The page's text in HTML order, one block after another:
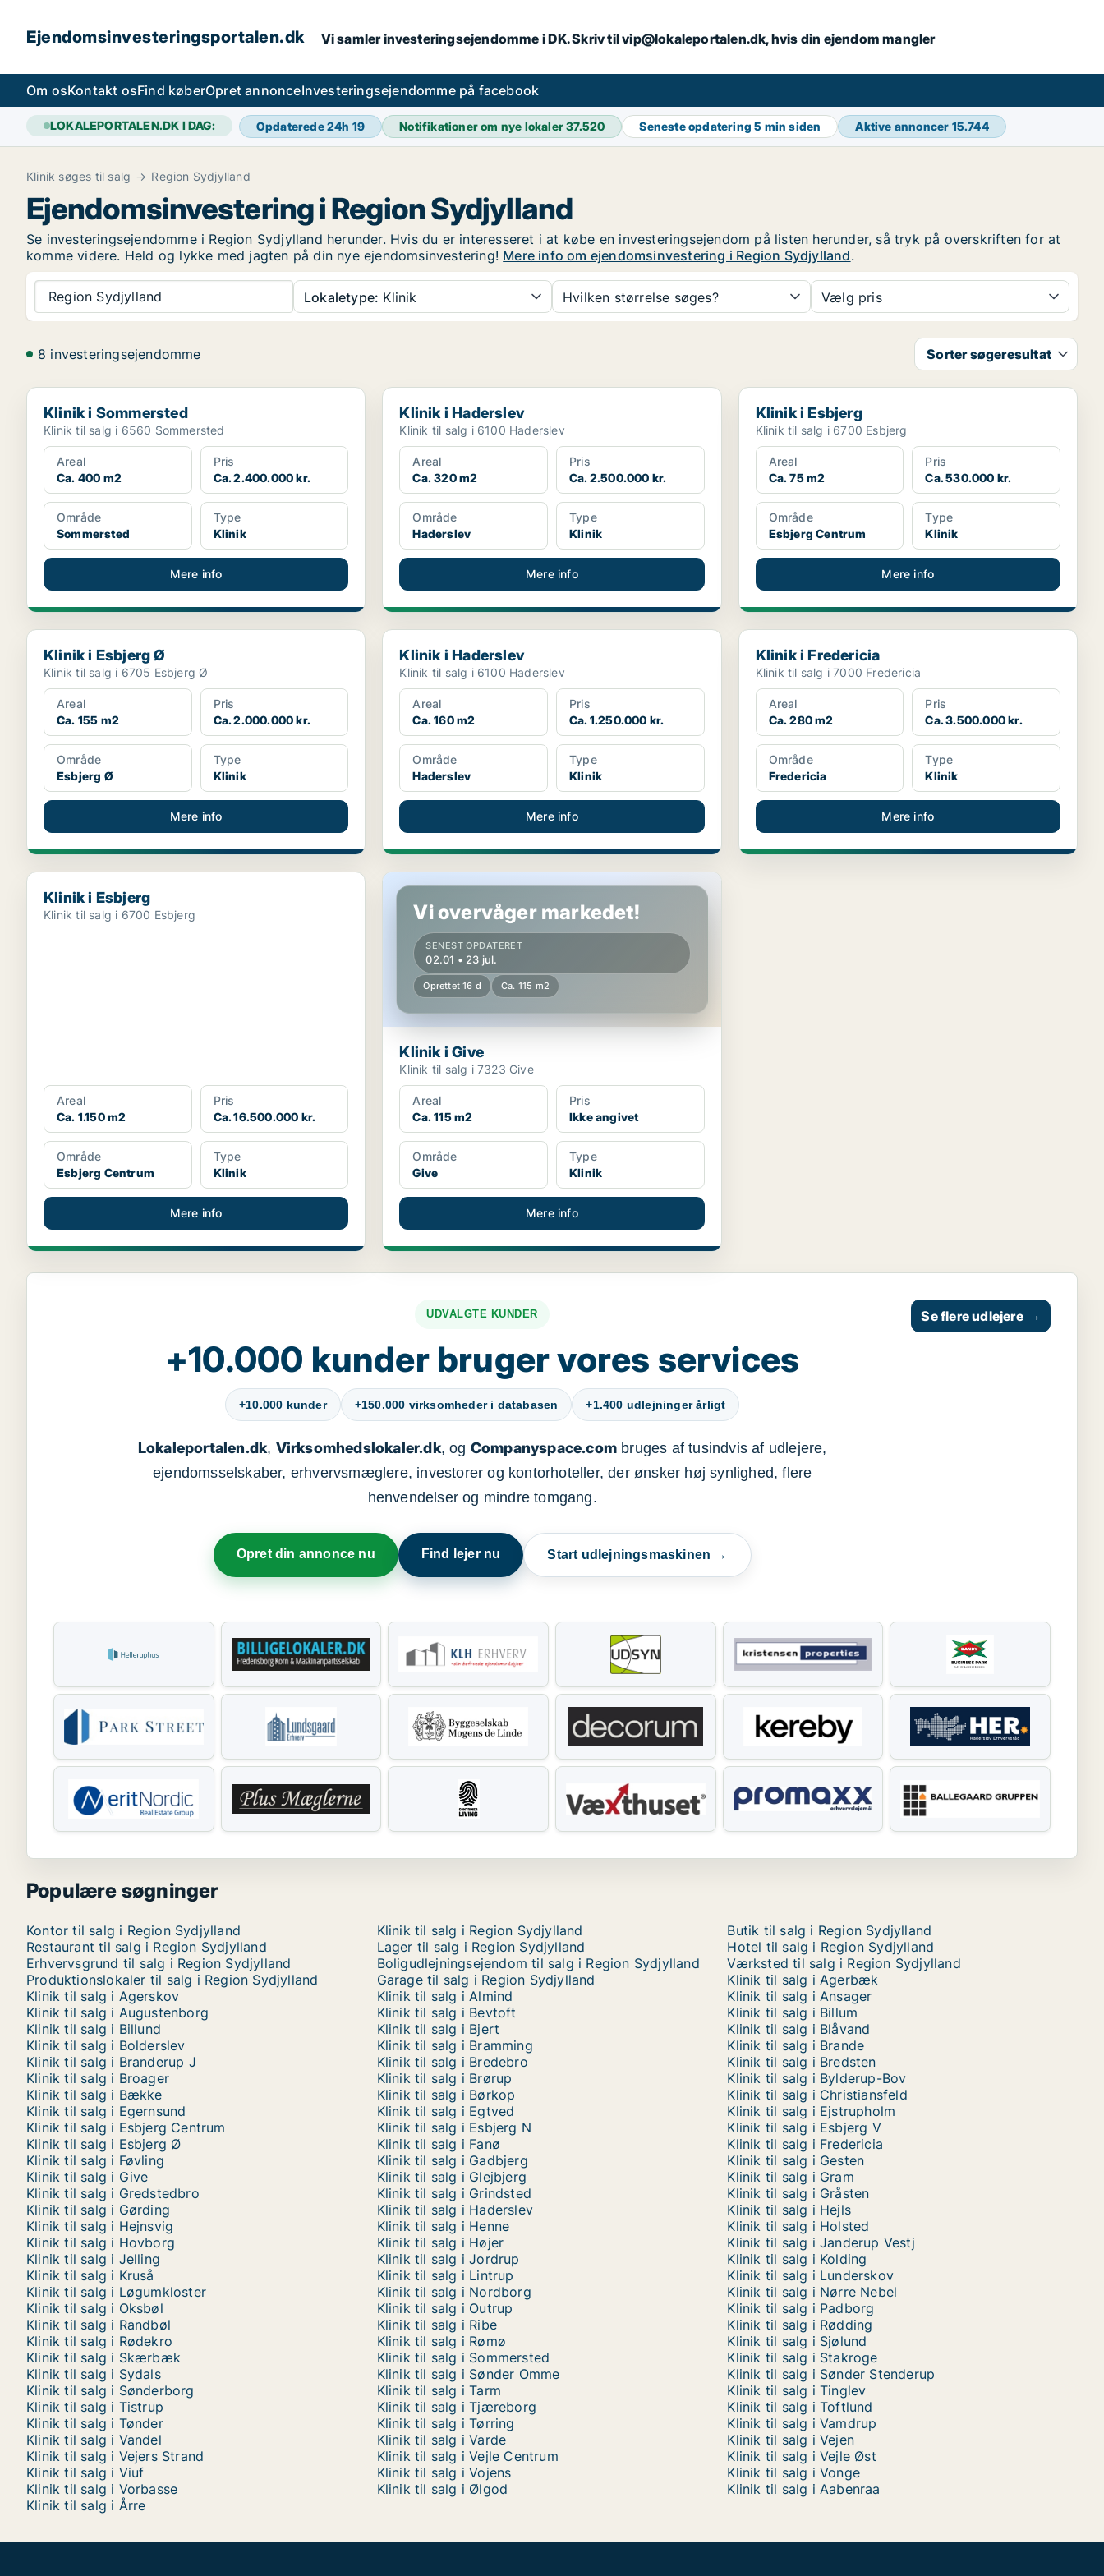
Ejendomsinvesteringsportalen.dk Vi samler investeringsejendomme i DK. Skriv til vip@lokaleportalen.dk, hvis din ejendom mangler
Om osKontakt osFind køberOpret annonceInvesteringsejendomme på facebook
LOKALEPORTALEN.DK I DAG: Opdaterede 24h 19 Notifikationer om nye lokaler37.520 Seneste opdatering5 min siden Aktive annoncer 15.744
Klinik søges til salg Region Sydjylland
Ejendomsinvestering i Region Sydjylland
Se investeringsejendomme i Region Sydjylland herunder. Hvis du er interesseret i at købe en investeringsejendom på listen herunder, så tryk på overskriften for at
komme videre. Held og lykke med jagten på din nye ejendomsinvestering! Mere info om ejendomsinvestering i Region Sydjylland.
Region Sydjylland Lokaletype: Klinik Hvilken størrelse søges? Vælg pris
8 investeringsejendomme Sorter søgeresultat
Klinik i Sommersted
Klinik i Sommersted
Klinik til salg i 6560 Sommersted
Areal
Ca. 400 m2
Pris
Ca. 2.400.000 kr.
Område
Sommersted
Type
Klinik
Mere info
Klinik i Haderslev
Klinik i Haderslev
Klinik til salg i 6100 Haderslev
Areal
Ca. 320 m2
Pris
Ca. 2.500.000 kr.
Område
Haderslev
Type
Klinik
Mere info
Klinik i Esbjerg
Klinik i Esbjerg
Klinik til salg i 6700 Esbjerg
Areal
Ca. 75 m2
Pris
Ca. 530.000 kr.
Område
Esbjerg Centrum
Type
Klinik
Mere info
Klinik i Esbjerg Ø
Klinik i Esbjerg Ø
Klinik til salg i 6705 Esbjerg Ø
Areal
Ca. 155 m2
Pris
Ca. 2.000.000 kr.
Område
Esbjerg Ø
Type
Klinik
Mere info
Klinik i Haderslev
Klinik i Haderslev
Klinik til salg i 6100 Haderslev
Areal
Ca. 160 m2
Pris
Ca. 1.250.000 kr.
Område
Haderslev
Type
Klinik
Mere info
Klinik i Fredericia
Klinik i Fredericia
Klinik til salg i 7000 Fredericia
Areal
Ca. 280 m2
Pris
Ca. 3.500.000 kr.
Område
Fredericia
Type
Klinik
Mere info
Klinik i Esbjerg
Klinik i Esbjerg
Klinik til salg i 6700 Esbjerg
Areal
Ca. 1.150 m2
Pris
Ca. 16.500.000 kr.
Område
Esbjerg Centrum
Type
Klinik
Mere info
Klinik i Give
Vi overvåger markedet!
SENEST OPDATERET
02.01 • 23 jul.
Oprettet 16 d Ca. 115 m2
Klinik i Give
Klinik til salg i 7323 Give
Areal
Ca. 115 m2
Pris
Ikke angivet
Område
Give
Type
Klinik
Mere info
UDVALGTE KUNDER
+10.000 kunder bruger vores services
+10.000 kunder +150.000 virksomheder i databasen +1.400 udlejninger årligt
Lokaleportalen.dk, Virksomhedslokaler.dk, og Companyspace.combruges af tusindvis af udlejere,
ejendomsselskaber, erhvervsmæglere, investorer og kontorhoteller, der ønsker høj synlighed, flere
henvendelser og mindre tomgang.
Opret din annonce nu Find lejer nu Start udlejningsmaskinen →
Se flere udlejere →
Populære søgninger
Kontor til salg i Region Sydjylland Klinik til salg i Region Sydjylland
Butik til salg i Region Sydjylland
Restaurant til salg i Region Sydjylland
Lager til salg i Region Sydjylland
Hotel til salg i Region Sydjylland
Erhvervsgrund til salg i Region Sydjylland
Boligudlejningsejendom til salg i Region Sydjylland
Værksted til salg i Region Sydjylland
Produktionslokaler til salg i Region Sydjylland
Garage til salg i Region Sydjylland
Klinik til salg i Agerbæk
Klinik til salg i Agerskov
Klinik til salg i Almind
Klinik til salg i Ansager
Klinik til salg i Augustenborg
Klinik til salg i Bevtoft
Klinik til salg i Billum
Klinik til salg i Billund
Klinik til salg i Bjert
Klinik til salg i Blåvand
Klinik til salg i Bolderslev
Klinik til salg i Bramming
Klinik til salg i Brande
Klinik til salg i Branderup J
Klinik til salg i Bredebro
Klinik til salg i Bredsten
Klinik til salg i Broager
Klinik til salg i Brørup
Klinik til salg i Bylderup-Bov
Klinik til salg i Bække
Klinik til salg i Børkop
Klinik til salg i Christiansfeld
Klinik til salg i Egernsund
Klinik til salg i Egtved
Klinik til salg i Ejstrupholm
Klinik til salg i Esbjerg Centrum
Klinik til salg i Esbjerg N
Klinik til salg i Esbjerg V
Klinik til salg i Esbjerg Ø
Klinik til salg i Fanø
Klinik til salg i Fredericia
Klinik til salg i Føvling
Klinik til salg i Gadbjerg
Klinik til salg i Gesten
Klinik til salg i Give
Klinik til salg i Glejbjerg
Klinik til salg i Gram
Klinik til salg i Gredstedbro
Klinik til salg i Grindsted
Klinik til salg i Gråsten
Klinik til salg i Gørding
Klinik til salg i Haderslev
Klinik til salg i Hejls
Klinik til salg i Hejnsvig
Klinik til salg i Henne
Klinik til salg i Holsted
Klinik til salg i Hovborg
Klinik til salg i Højer
Klinik til salg i Janderup Vestj
Klinik til salg i Jelling
Klinik til salg i Jordrup
Klinik til salg i Kolding
Klinik til salg i Kruså
Klinik til salg i Lintrup
Klinik til salg i Lunderskov
Klinik til salg i Løgumkloster
Klinik til salg i Nordborg
Klinik til salg i Nørre Nebel
Klinik til salg i Oksbøl
Klinik til salg i Outrup
Klinik til salg i Padborg
Klinik til salg i Randbøl
Klinik til salg i Ribe
Klinik til salg i Rødding
Klinik til salg i Rødekro
Klinik til salg i Rømø
Klinik til salg i Sjølund
Klinik til salg i Skærbæk
Klinik til salg i Sommersted
Klinik til salg i Stakroge
Klinik til salg i Sydals
Klinik til salg i Sønder Omme
Klinik til salg i Sønder Stenderup
Klinik til salg i Sønderborg
Klinik til salg i Tarm
Klinik til salg i Tinglev
Klinik til salg i Tistrup
Klinik til salg i Tjæreborg
Klinik til salg i Toftlund
Klinik til salg i Tønder
Klinik til salg i Tørring
Klinik til salg i Vamdrup
Klinik til salg i Vandel
Klinik til salg i Varde
Klinik til salg i Vejen
Klinik til salg i Vejers Strand
Klinik til salg i Vejle Centrum
Klinik til salg i Vejle Øst
Klinik til salg i Viuf
Klinik til salg i Vojens
Klinik til salg i Vonge
Klinik til salg i Vorbasse
Klinik til salg i Ølgod
Klinik til salg i Aabenraa
Klinik til salg i Årre